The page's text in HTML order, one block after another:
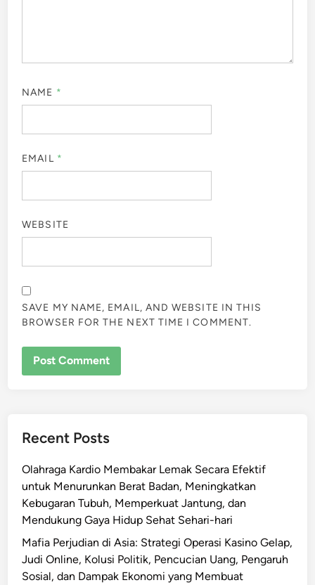
NAME *
EMAIL *
WEBSITE
SAVE MY NAME, EMAIL, AND WEBSITE IN THIS
BROWSER FOR THE NEXT TIME I COMMENT.
Recent Posts
Olahraga Kardio Membakar Lemak Secara Efektif
untuk Menurunkan Berat Badan, Meningkatkan
Kebugaran Tubuh, Memperkuat Jantung, dan
Mendukung Gaya Hidup Sehat Sehari-hari
Mafia Perjudian di Asia: Strategi Operasi Kasino Gelap,
Judi Online, Kolusi Politik, Pencucian Uang, Pengaruh
Sosial, dan Dampak Ekonomi yang Membuat